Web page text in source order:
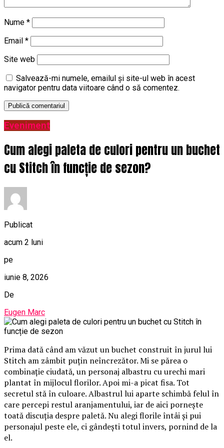
Nume *
Email *
Site web
Salvează-mi numele, emailul și site-ul web în acest
navigator pentru data viitoare când o să comentez.
Eveniment
Cum alegi paleta de culori pentru un buchet
cu Stitch în funcție de sezon?
Publicat
acum 2 luni
pe
iunie 8, 2026
De
Eugen Marc
Prima dată când am văzut un buchet construit în jurul lui
Stitch am zâmbit puțin neîncrezător. Mi se părea o
combinație ciudată, un personaj albastru cu urechi mari
plantat în mijlocul florilor. Apoi mi-a picat fisa. Tot
secretul stă în culoare. Albastrul lui aparte schimbă felul în
care percepi restul aranjamentului, iar de aici pornește
toată discuția despre paletă. Nu alegi florile întâi și pui
personajul peste ele, ci gândești totul invers, pornind de la
el.